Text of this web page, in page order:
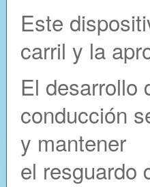
Este
carril y la
El desarrollo
conducción
y mantener
el resguardo